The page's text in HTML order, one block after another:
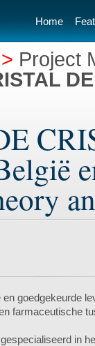
Home
> Project
goedgekeurde
farmaceutische
in